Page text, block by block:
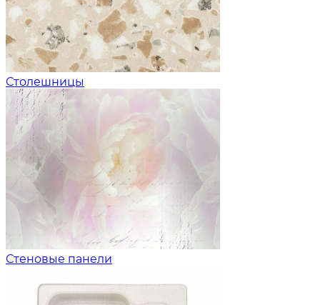
Столешницы
Стеновые панели